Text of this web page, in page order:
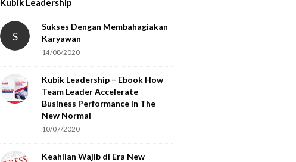
S
Sukses Dengan Membahagiakan
Karyawan
14/08/2020
Kubik Leadership – Ebook How
Team Leader Accelerate
Business Performance In The
New Normal
10/07/2020
Keahlian Wajib di Era New